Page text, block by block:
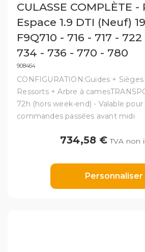
CULASSE COMPLÈTE
Espace 1.9 DTI (Neuf)
F9Q710 - 716 - 717 -
734 - 736 - 770 - 780
908464
CONFIGURATION:Guides +
Ressorts + Arbre à
72h (hors week-end) - Valable
commandes passées avant midi
734,58 € TVA non
Personnaliser